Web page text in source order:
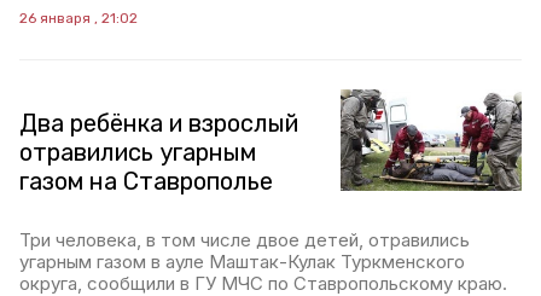
26 января , 21:02
Два ребёнка и взрослый
отравились угарным
газом на Ставрополье
Три человека, в том числе двое детей, отравились
угарным газом в ауле Маштак-Кулак Туркменского
округа, сообщили в ГУ МЧС по Ставропольскому краю.